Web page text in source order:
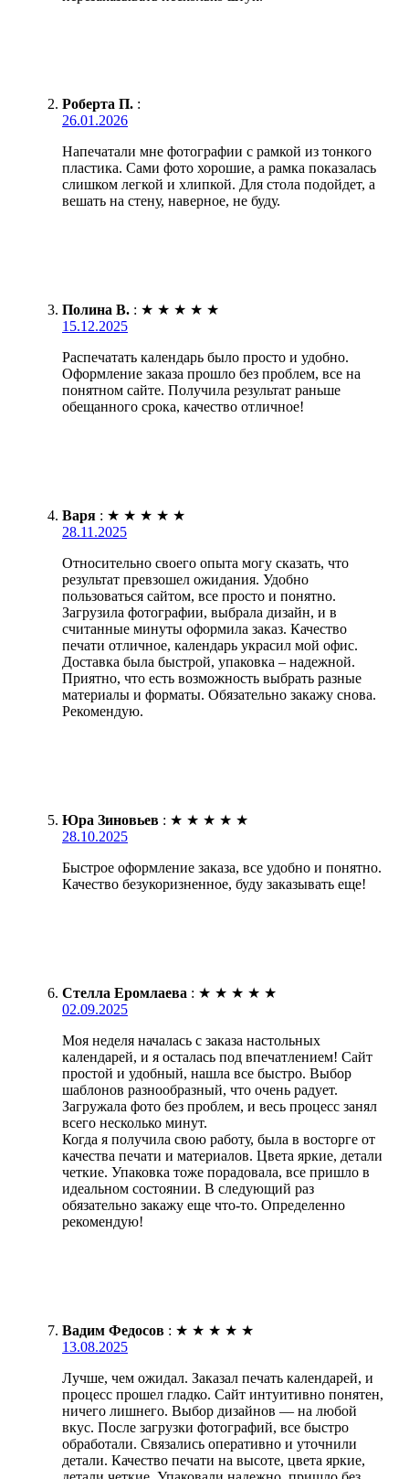
Роберта П. :
26.01.2026
Напечатали мне фотографии с рамкой из тонкого
пластика. Сами фото хорошие, а рамка показалась
слишком легкой и хлипкой. Для стола подойдет, а
вешать на стену, наверное, не буду.
Полина В. : ★ ★ ★ ★ ★
15.12.2025
Распечатать календарь было просто и удобно.
Оформление заказа прошло без проблем, все на
понятном сайте. Получила результат раньше
обещанного срока, качество отличное!
Варя : ★ ★ ★ ★ ★
28.11.2025
Относительно своего опыта могу сказать, что
результат превзошел ожидания. Удобно
пользоваться сайтом, все просто и понятно.
Загрузила фотографии, выбрала дизайн, и в
считанные минуты оформила заказ. Качество
печати отличное, календарь украсил мой офис.
Доставка была быстрой, упаковка – надежной.
Приятно, что есть возможность выбрать разные
материалы и форматы. Обязательно закажу снова.
Рекомендую.
Юра Зиновьев : ★ ★ ★ ★ ★
28.10.2025
Быстрое оформление заказа, все удобно и понятно.
Качество безукоризненное, буду заказывать еще!
Стелла Еромлаева : ★ ★ ★ ★ ★
02.09.2025
Моя неделя началась с заказа настольных
календарей, и я осталась под впечатлением! Сайт
простой и удобный, нашла все быстро. Выбор
шаблонов разнообразный, что очень радует.
Загружала фото без проблем, и весь процесс занял
всего несколько минут.
Когда я получила свою работу, была в восторге от
качества печати и материалов. Цвета яркие, детали
четкие. Упаковка тоже порадовала, все пришло в
идеальном состоянии. В следующий раз
обязательно закажу еще что-то. Определенно
рекомендую!
Вадим Федосов : ★ ★ ★ ★ ★
13.08.2025
Лучше, чем ожидал. Заказал печать календарей, и
процесс прошел гладко. Сайт интуитивно понятен,
ничего лишнего. Выбор дизайнов — на любой
вкус. После загрузки фотографий, все быстро
обработали. Связались оперативно и уточнили
детали. Качество печати на высоте, цвета яркие,